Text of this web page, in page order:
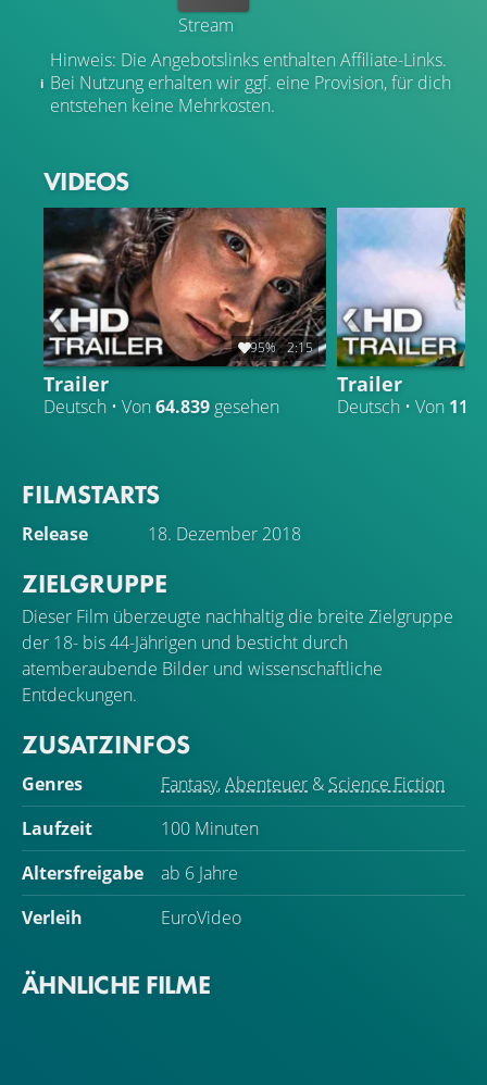
Stream
Hinweis: Die Angebotslinks enthalten Affiliate-Links.
Bei Nutzung erhalten wir ggf. eine Provision, für dich
entstehen keine Mehrkosten.
VIDEOS
95% 2:15
Trailer
Deutsch • Von64.839 gesehen
Trailer
Deutsch • Von
FILMSTARTS
Release 18. Dezember 2018
ZIELGRUPPE
Dieser Film überzeugte nachhaltig die breite Zielgruppe
der 18- bis 44-Jährigen und besticht durch
atemberaubende Bilder und wissenschaftliche
Entdeckungen.
ZUSATZINFOS
Genres Fantasy,Abenteuer & Science Fiction
Laufzeit
100 Minuten
Altersfreigabe
ab 6 Jahre
Verleih
EuroVideo
ÄHNLICHE FILME